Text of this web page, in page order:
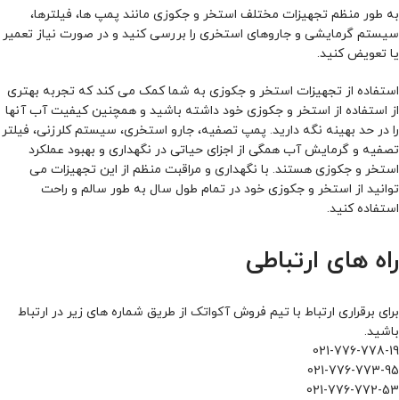
به‌ طور منظم تجهیزات مختلف استخر و جکوزی مانند پمپ‌ ها، فیلترها،
سیستم گرمایشی و جاروهای استخری را بررسی کنید و در صورت نیاز تعمیر
یا تعویض کنید.
استفاده از تجهیزات استخر و جکوزی به شما کمک می‌ کند که تجربه بهتری
از استفاده از استخر و جکوزی خود داشته باشید و همچنین کیفیت آب آنها
را در حد بهینه نگه دارید. پمپ تصفیه، جارو استخری، سیستم کلرزنی، فیلتر
تصفیه و گرمایش آب همگی از اجزای حیاتی در نگهداری و بهبود عملکرد
استخر و جکوزی هستند. با نگهداری و مراقبت منظم از این تجهیزات می‌
توانید از استخر و جکوزی خود در تمام طول سال به‌ طور سالم و راحت
استفاده کنید.
راه های ارتباطی
برای برقراری ارتباط با تیم فروشآکواتک از طریق شماره های زیر در ارتباط
باشید.
021-776-778-19
021-776-773-95
021-776-772-53